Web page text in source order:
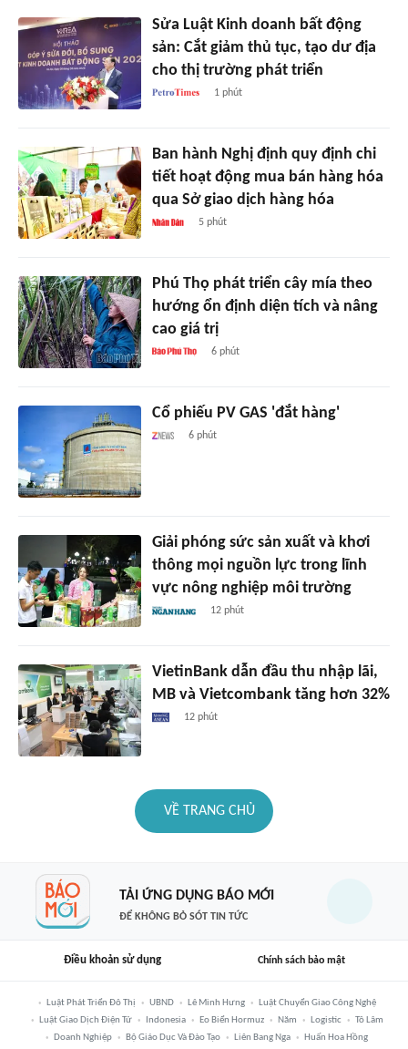
Sửa Luật Kinh doanh bất động
sản: Cắt giảm thủ tục, tạo dư địa
cho thị trường phát triển
1 phút
Ban hành Nghị định quy định chi
tiết hoạt động mua bán hàng hóa
qua Sở giao dịch hàng hóa
5 phút
Phú Thọ phát triển cây mía theo
hướng ổn định diện tích và nâng
cao giá trị
6 phút
Cổ phiếu PV GAS 'đắt hàng'
6 phút
Giải phóng sức sản xuất và khơi
thông mọi nguồn lực trong lĩnh
vực nông nghiệp môi trường
12 phút
VietinBank dẫn đầu thu nhập lãi,
MB và Vietcombank tăng hơn 32%
12 phút
VỀ TRANG CHỦ
TẢI ỨNG DỤNG BÁO MỚI
ĐỂ KHÔNG BỎ SÓT TIN TỨC
Điều khoản sử dụng Chính sách bảo mật
Luật Phát Triển Đô Thị UBND Lê Minh Hưng
Luật Chuyển Giao Công Nghệ
Luật Giao Dịch Điện Tử
Indonesia Eo Biển Hormuz Năm Logistic
Tô Lâm
Doanh Nghiệp
Bộ Giáo Dục Và Đào Tạo Liên Bang Nga Huấn Hoa Hồng